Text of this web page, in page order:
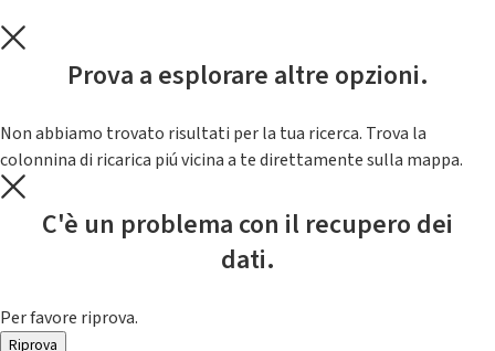
Prova a esplorare altre opzioni.
Non abbiamo trovato risultati per la tua ricerca. Trova la
colonnina di ricarica piú vicina a te direttamente sulla mappa.
C'è un problema con il recupero dei
dati.
Per favore riprova.
Riprova